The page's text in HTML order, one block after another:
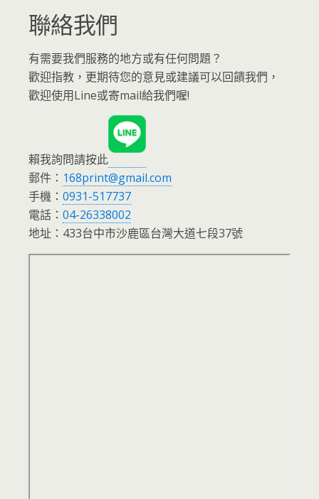
聯絡我們
有需要我們服務的地方或有任何問題？
歡迎指教，更期待您的意見或建議可以回饋我們，
歡迎使用Line或寄mail給我們喔!
賴我詢問請按此
郵件： 168print@gmail.com
手機： 0931-517737
電話： 04-26338002
地址：433台中市沙鹿區台灣大道七段37號